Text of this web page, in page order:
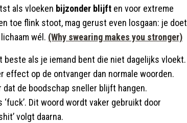
als vloeken bijzonder blijft en voor extreme
toe flink stoot, mag gerust even losgaan: je doet
wél. (Why swearing makes you stronger)
beste als je iemand bent die niet dagelijks vloekt.
effect op de ontvanger dan normale woorden.
de boodschap sneller blijft hangen.
Dit woord wordt vaker gebruikt door
volgt daarna.